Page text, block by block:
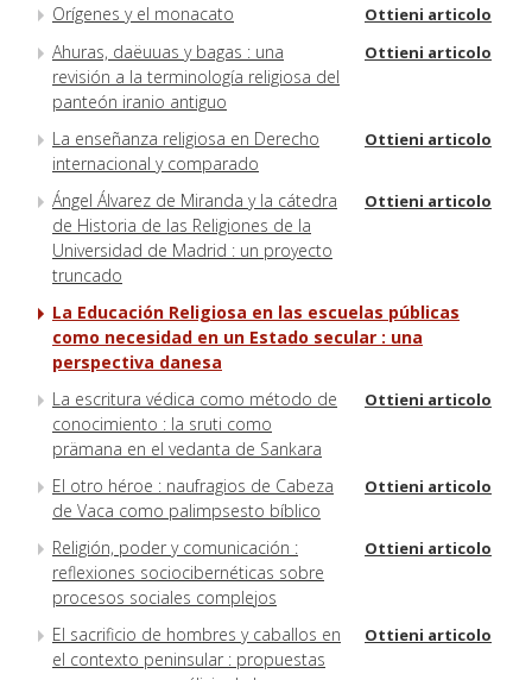
Orígenes y el monacato Ottieni articolo
Ahuras, daëuuas y bagas : una
revisión a la terminología religiosa del
panteón iranio antiguo
Ottieni articolo
La enseñanza religiosa en Derecho
internacional y comparado
Ottieni articolo
Ángel Álvarez de Miranda y la cátedra
de Historia de las Religiones de la
Universidad de Madrid : un proyecto
truncado
Ottieni articolo
La Educación Religiosa en las escuelas públicas
como necesidad en un Estado secular : una
perspectiva danesa
La escritura védica como método de
conocimiento : la sruti como
prämana en el vedanta de Sankara
Ottieni articolo
El otro héroe : naufragios de Cabeza
de Vaca como palimpsesto bíblico
Ottieni articolo
Religión, poder y comunicación :
reflexiones sociocibernéticas sobre
procesos sociales complejos
Ottieni articolo
El sacrificio de hombres y caballos en
el contexto peninsular : propuestas
Ottieni articolo